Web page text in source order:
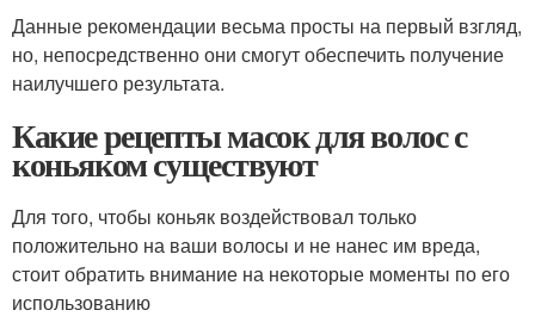
Данные рекомендации весьма просты на первый взгляд,
но, непосредственно они смогут обеспечить получение
наилучшего результата.
Какие рецепты масок для волос с
коньяком существуют
Для того, чтобы коньяк воздействовал только
положительно на ваши волосы и не нанес им вреда,
стоит обратить внимание на некоторые моменты по его
использованию